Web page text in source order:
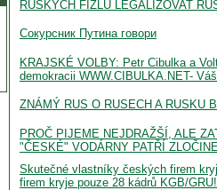
RUSKÝCH FÍZLŮ LEGALIZOVAT
Сокурсник Путина говори
KRAJSKÉ VOLBY: Petr Cibulka a
demokracii WWW.CIBULKA.NET-
ZNÁMÝ RUS O RUSECH A RUSKU
PROČ PIJEME NEJDRAŽŠÍ, ALE
"ČESKÉ" VODÁRNY PATŘÍ
Skutečné vlastníky českých firem
firem kryje pouze 28 kádrů KGB/